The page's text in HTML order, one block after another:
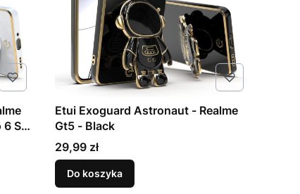
Se
Etui Exoguard Astronaut - Realme
Gt5 - Black
Cena
29,99 zł
Do koszyka